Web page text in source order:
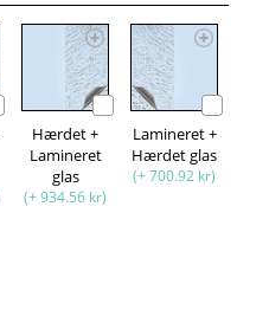
Hærdet +
Lamineret
glas
(+ 934.56 kr)
Lamineret +
Hærdet glas
(+ 700.92 kr)